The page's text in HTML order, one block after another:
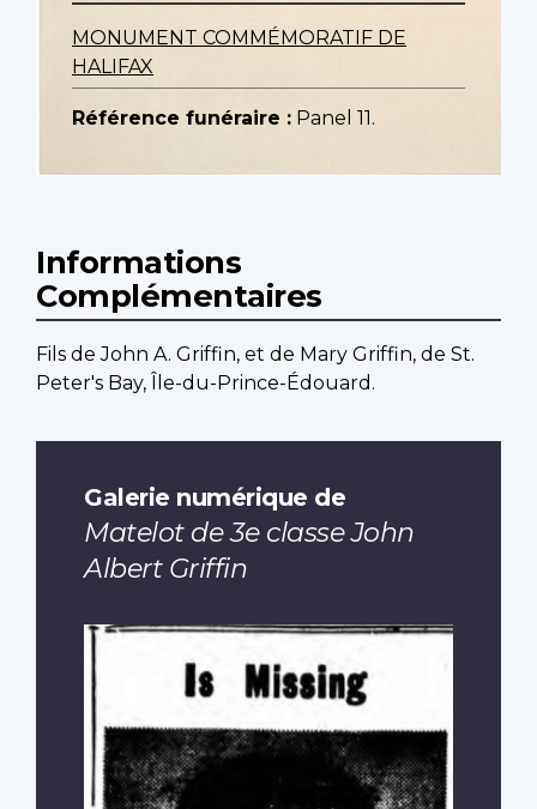
MONUMENT COMMÉMORATIF DE
HALIFAX
Référence funéraire : Panel 11.
Informations
Complémentaires
Fils de John A. Griffin, et de Mary Griffin, de St.
Peter's Bay, Île-du-Prince-Édouard.
Galerie numérique de
Matelot de 3e classe John
Albert Griffin